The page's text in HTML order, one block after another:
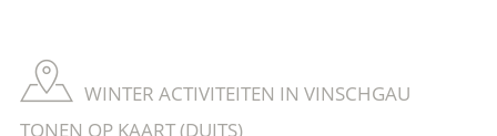
WINTER ACTIVITEITEN IN VINSCHGAU
TONEN OP KAART (DUITS)